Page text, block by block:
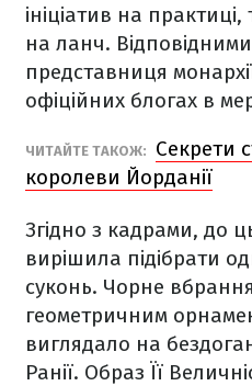
ініціатив на
на ланч.
представниця
офіційних блогах в
ЧИТАЙТЕ ТАКОЖ:
Секрети
королеви Йорданії
Згідно з кадрами, до
вирішила підібрати
суконь. Чорне
геометричним
виглядало на
Ранії. Образ Її